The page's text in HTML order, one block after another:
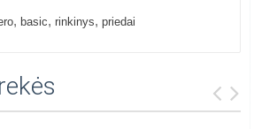
, basic, rinkinys, priedai